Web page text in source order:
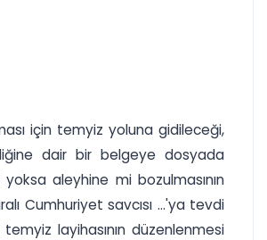
için temyiz yoluna gidileceği,
dair bir belgeye dosyada
aleyhine mi bozulmasının
Cumhuriyet savcısı ...'ya tevdi
layihasının düzenlenmesi